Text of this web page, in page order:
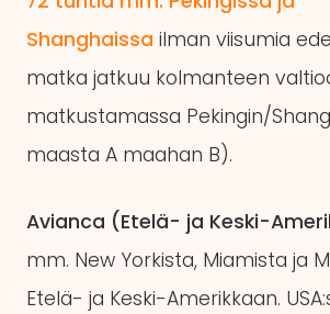
Shanghaissa ilman viisumia
matka jatkuu kolmanteen
matkustamassa Pekingin/
maasta A maahan B).
Avianca (Etelä- ja Keski-
mm. New Yorkista, Miamista ja
Etelä- ja Keski-Amerikkaan.